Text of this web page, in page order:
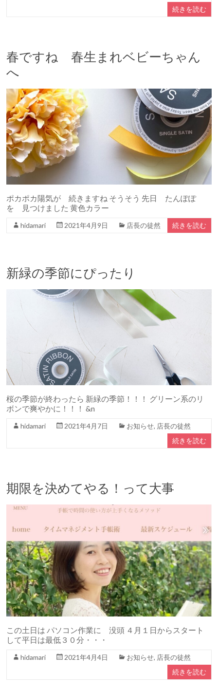
続きを読む
春ですね 春生まれベビーちゃん
へ
ポカポカ陽気が 続きますね そうそう 先日 たんぽぽ
を 見つけました 黄色カラー
hidamari 2021年4月9日 店長の徒然 続きを読む
新緑の季節にぴったり
桜の季節が終わったら 新緑の季節！！！ グリーン系のリ
ボンで爽やかに！！！ &n
hidamari 2021年4月7日 お知らせ, 店長の徒然
続きを読む
期限を決めてやる！って大事
この土日は パソコン作業に 没頭 ４月１日からスタート
して平日は最低３０分・・・
hidamari 2021年4月4日 お知らせ, 店長の徒然
続きを読む